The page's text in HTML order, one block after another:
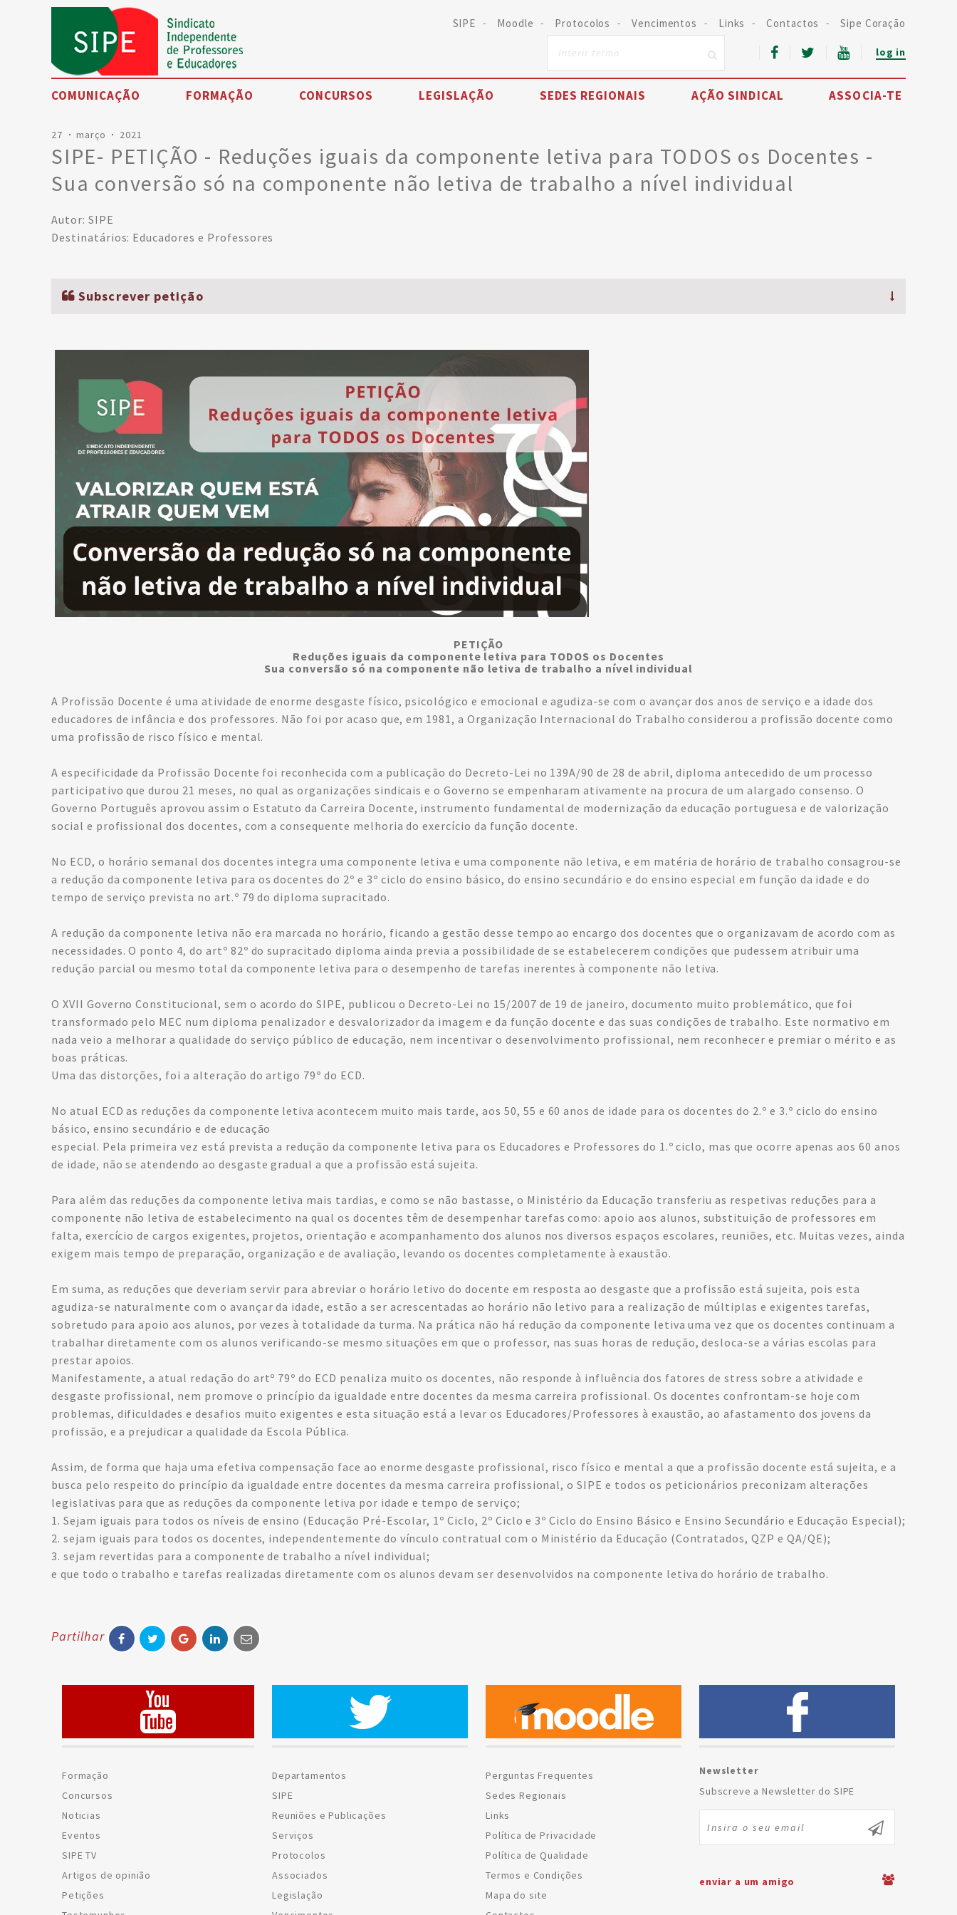
SIPE Moodle Protocolos Vencimentos Links Contactos Sipe Coração
log in
COMUNICAÇÃO
Noticias
Eventos
SIPE TV
Artigos de opinião
FORMAÇÃO CONCURSOS LEGISLAÇÃO SEDES REGIONAIS AÇÃO SINDICAL ASSOCIA-TE
27 março 2021
SIPE- PETIÇÃO - Reduções iguais da componente letiva para TODOS os Docentes -
Sua conversão só na componente não letiva de trabalho a nível individual
Autor: SIPE
Destinatários: Educadores e Professores
Subscrever petição
PETIÇÃO
Reduções iguais da componente letiva para TODOS os Docentes
Sua conversão só na componente não letiva de trabalho a nível individual
A Profissão Docente é uma atividade de enorme desgaste físico, psicológico e emocional e agudiza-se com o avançar dos anos de serviço e a idade dos
educadores de infância e dos professores. Não foi por acaso que, em 1981, a Organização Internacional do Trabalho considerou a profissão docente como
uma profissão de risco físico e mental.
A especificidade da Profissão Docente foi reconhecida com a publicação do Decreto-Lei no 139A/90 de 28 de abril, diploma antecedido de um processo
participativo que durou 21 meses, no qual as organizações sindicais e o Governo se empenharam ativamente na procura de um alargado consenso. O
Governo Português aprovou assim o Estatuto da Carreira Docente, instrumento fundamental de modernização da educação portuguesa e de valorização
social e profissional dos docentes, com a consequente melhoria do exercício da função docente.
No ECD, o horário semanal dos docentes integra uma componente letiva e uma componente não letiva, e em matéria de horário de trabalho consagrou-se
a redução da componente letiva para os docentes do 2º e 3º ciclo do ensino básico, do ensino secundário e do ensino especial em função da idade e do
tempo de serviço prevista no art.º 79 do diploma supracitado.
A redução da componente letiva não era marcada no horário, ficando a gestão desse tempo ao encargo dos docentes que o organizavam de acordo com as
necessidades. O ponto 4, do artº 82º do supracitado diploma ainda previa a possibilidade de se estabelecerem condições que pudessem atribuir uma
redução parcial ou mesmo total da componente letiva para o desempenho de tarefas inerentes à componente não letiva.
O XVII Governo Constitucional, sem o acordo do SIPE, publicou o Decreto-Lei no 15/2007 de 19 de janeiro, documento muito problemático, que foi
transformado pelo MEC num diploma penalizador e desvalorizador da imagem e da função docente e das suas condições de trabalho. Este normativo em
nada veio a melhorar a qualidade do serviço público de educação, nem incentivar o desenvolvimento profissional, nem reconhecer e premiar o mérito e as
boas práticas.
Uma das distorções, foi a alteração do artigo 79º do ECD.
No atual ECD as reduções da componente letiva acontecem muito mais tarde, aos 50, 55 e 60 anos de idade para os docentes do 2.º e 3.º ciclo do ensino
básico, ensino secundário e de educação
especial. Pela primeira vez está prevista a redução da componente letiva para os Educadores e Professores do 1.º ciclo, mas que ocorre apenas aos 60 anos
de idade, não se atendendo ao desgaste gradual a que a profissão está sujeita.
Para além das reduções da componente letiva mais tardias, e como se não bastasse, o Ministério da Educação transferiu as respetivas reduções para a
componente não letiva de estabelecimento na qual os docentes têm de desempenhar tarefas como: apoio aos alunos, substituição de professores em
falta, exercício de cargos exigentes, projetos, orientação e acompanhamento dos alunos nos diversos espaços escolares, reuniões, etc. Muitas vezes, ainda
exigem mais tempo de preparação, organização e de avaliação, levando os docentes completamente à exaustão.
Em suma, as reduções que deveriam servir para abreviar o horário letivo do docente em resposta ao desgaste que a profissão está sujeita, pois esta
agudiza-se naturalmente com o avançar da idade, estão a ser acrescentadas ao horário não letivo para a realização de múltiplas e exigentes tarefas,
sobretudo para apoio aos alunos, por vezes à totalidade da turma. Na prática não há redução da componente letiva uma vez que os docentes continuam a
trabalhar diretamente com os alunos verificando-se mesmo situações em que o professor, nas suas horas de redução, desloca-se a várias escolas para
prestar apoios.
Manifestamente, a atual redação do artº 79º do ECD penaliza muito os docentes, não responde à influência dos fatores de stress sobre a atividade e
desgaste profissional, nem promove o princípio da igualdade entre docentes da mesma carreira profissional. Os docentes confrontam-se hoje com
problemas, dificuldades e desafios muito exigentes e esta situação está a levar os Educadores/Professores à exaustão, ao afastamento dos jovens da
profissão, e a prejudicar a qualidade da Escola Pública.
Assim, de forma que haja uma efetiva compensação face ao enorme desgaste profissional, risco físico e mental a que a profissão docente está sujeita, e a
busca pelo respeito do princípio da igualdade entre docentes da mesma carreira profissional, o SIPE e todos os peticionários preconizam alterações
legislativas para que as reduções da componente letiva por idade e tempo de serviço;
1. Sejam iguais para todos os níveis de ensino (Educação Pré-Escolar, 1º Ciclo, 2º Ciclo e 3º Ciclo do Ensino Básico e Ensino Secundário e Educação Especial);
2. sejam iguais para todos os docentes, independentemente do vínculo contratual com o Ministério da Educação (Contratados, QZP e QA/QE);
3. sejam revertidas para a componente de trabalho a nível individual;
e que todo o trabalho e tarefas realizadas diretamente com os alunos devam ser desenvolvidos na componente letiva do horário de trabalho.
Partilhar
Formação
Concursos
Noticias
Eventos
SIPE TV
Artigos de opinião
Petições
Departamentos
SIPE
Reuniões e Publicações
Serviços
Protocolos
Associados
Legislação
Perguntas Frequentes
Sedes Regionais
Links
Política de Privacidade
Política de Qualidade
Termos e Condições
Mapa do site
Newsletter
Subscreve a Newsletter do SIPE
enviar a um amigo